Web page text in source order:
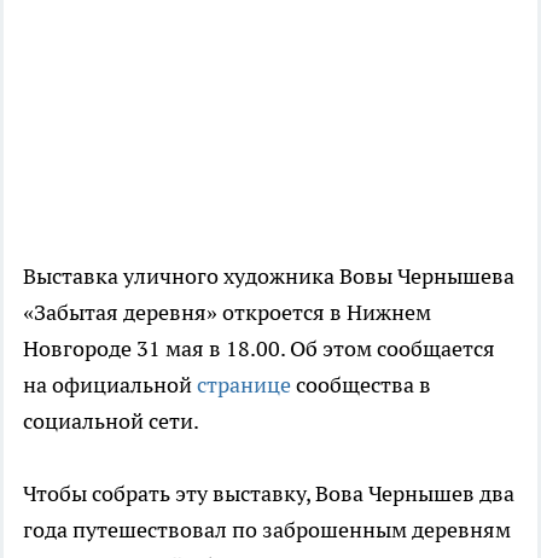
Выставка уличного художника Вовы Чернышева
«Забытая деревня» откроется в Нижнем
Новгороде 31 мая в 18.00. Об этом сообщается
на официальнойстраницесообщества в
социальной сети.
Чтобы собрать эту выставку, Вова Чернышев два
года путешествовал по заброшенным деревням